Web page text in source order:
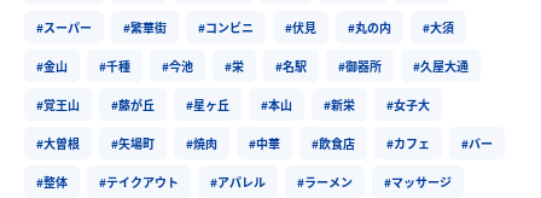
#スーパー #繁華街 #コンビニ #伏見 #丸の内 #大須
#金山 #千種 #今池 #栄 #名駅 #御器所 #久屋大通
#覚王山 #藤が丘 #星ヶ丘 #本山 #新栄 #女子大
#大曽根 #矢場町 #焼肉 #中華 #飲食店 #カフェ #バー
#整体 #テイクアウト #アパレル #ラーメン #マッサージ